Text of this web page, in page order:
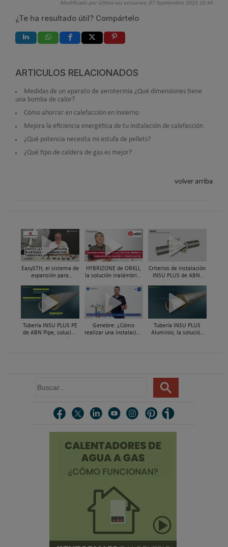
Modificado por última vez enJueves, 07 Septiembre 2023 10:44
¿Te ha resultado útil? Compártelo
ARTÍCULOS RELACIONADOS
Medidas de un aparato de aerotermia ¿Qué dimensiones tiene
una bomba de calor?
Cómo ahorrar en calefacción en invierno
Mejora la eficiencia energética de tu instalación de calefacción
¿Qué potencia necesita mi estufa de pellets?
¿Qué tipo de caldera de gas es mejor?
volver arriba
EasySTH, el sistema de
expansión para
Mestres, Standard
Hidráulica
HYBRIZONE de ORKLI,
la solución inalámbrica
zonificación del clima
en vivienda
Criterios de instalación
INSU PLUS de ABN,
Tubería INSU PLUS PE
de ABN Pipe, solución
Genebre: ¿Cómo
realizar una instalación
Tubería INSU PLUS
Aluminio, la solución
u